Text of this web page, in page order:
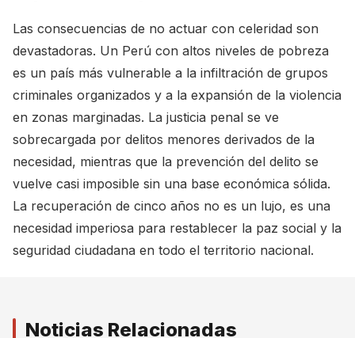
Las consecuencias de no actuar con celeridad son
devastadoras. Un Perú con altos niveles de pobreza
es un país más vulnerable a la infiltración de grupos
criminales organizados y a la expansión de la violencia
en zonas marginadas. La justicia penal se ve
sobrecargada por delitos menores derivados de la
necesidad, mientras que la prevención del delito se
vuelve casi imposible sin una base económica sólida.
La recuperación de cinco años no es un lujo, es una
necesidad imperiosa para restablecer la paz social y la
seguridad ciudadana en todo el territorio nacional.
Noticias Relacionadas